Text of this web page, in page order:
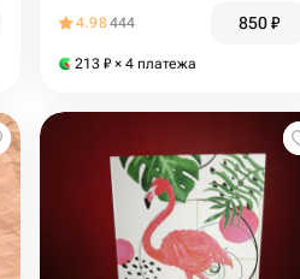
4.98444 850₽
213 ₽ × 4 платежа